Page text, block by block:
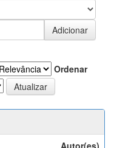
Ordenar
Autor(es)